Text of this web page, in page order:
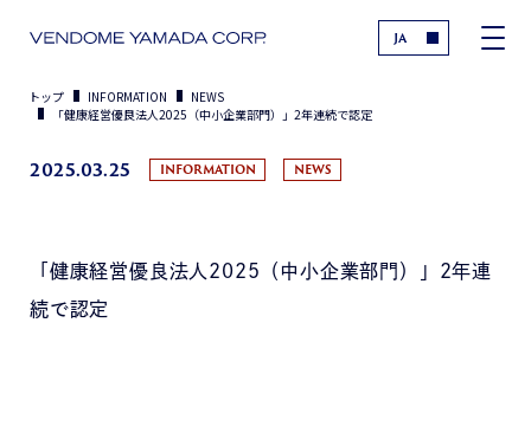
JA
トップ INFORMATION
NEWS
「健康経営優良法人2025（中小企業部門）」2年連続で認定
2025.03.25 INFORMATION NEWS
「健康経営優良法人2025（中小企業部門）」2年連
続で認定